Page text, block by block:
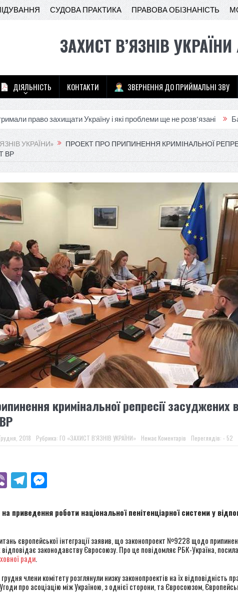
СУДОВА ПРАКТИКА ПРАВОВА ОБІЗНАНІСТЬ
ЗАХИСТ В’ЯЗНІВ УКРАЇНИ /
ДІЯЛЬНІСТЬ КОНТАКТИ ЗВЕРНЕННЯ ДО ПРИЙМАЛЬНІ ЗВУ
захищати Україну і які проблеми ще не розв’язані Батальйон
УКРАЇНИ»
ПРОЕКТ ПРО ПРИПИНЕННЯ КРИМІНАЛЬНОЇ
ВР
кримінальної репресії засуджених
2018 Рубрика: ГО «ЗАХИСТ В'ЯЗНІВ УКРАЇНИ» Немає Коментарів Переглядів: - 52
ViberTelegramMessenger
приведення роботи національної пенітенціарної системи у
європейської інтеграції заявив, що законопроект №9228 щодо
відповідає законодавству Євросоюзу. Про це повідомляє РБК-Україна,
ради.
члени комітету розглянули низку законопроектів на їх відповідність
про асоціацію між Україною, з однієї сторони, та Євросоюзом,